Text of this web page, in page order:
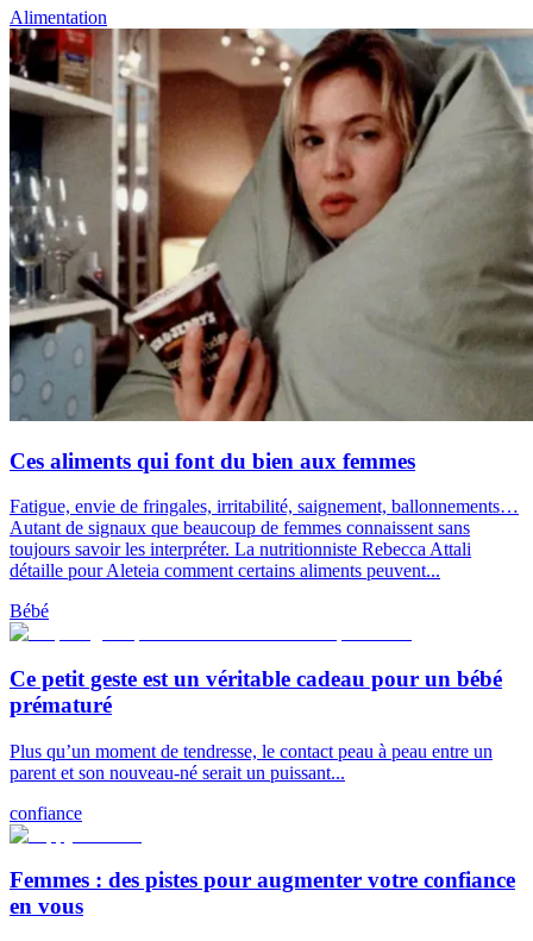
Alimentation
Ces aliments qui font du bien aux femmes
Fatigue, envie de fringales, irritabilité, saignement, ballonnements…
Autant de signaux que beaucoup de femmes connaissent sans
toujours savoir les interpréter. La nutritionniste Rebecca Attali
détaille pour Aleteia comment certains aliments peuvent...
Bébé
Ce petit geste est un véritable cadeau pour un bébé
prématuré
Plus qu’un moment de tendresse, le contact peau à peau entre un
parent et son nouveau-né serait un puissant...
confiance
Femmes : des pistes pour augmenter votre confiance
en vous